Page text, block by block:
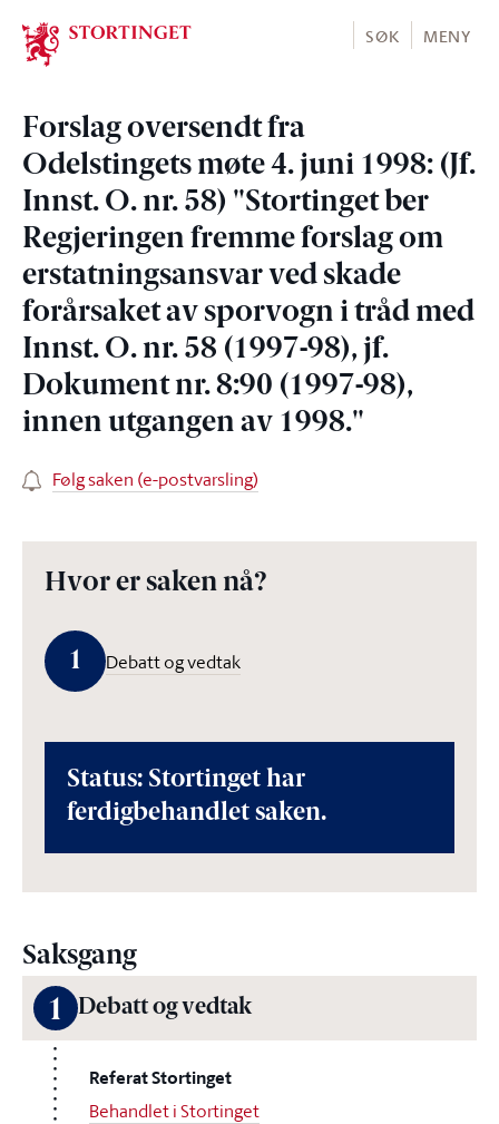
Stortinget.no
SØK MENY
Forslag oversendt fra
Odelstingets møte 4. juni 1998: (Jf.
Innst. O. nr. 58) "Stortinget ber
Regjeringen fremme forslag om
erstatningsansvar ved skade
forårsaket av sporvogn i tråd med
Innst. O. nr. 58 (1997-98), jf.
Dokument nr. 8:90 (1997-98),
innen utgangen av 1998."
Følg saken (e-postvarsling)
Hvor er saken nå?
1 Debatt og vedtak
Status: Stortinget har
ferdigbehandlet saken.
Saksgang
1 Debatt og vedtak
Referat Stortinget
Behandlet i Stortinget